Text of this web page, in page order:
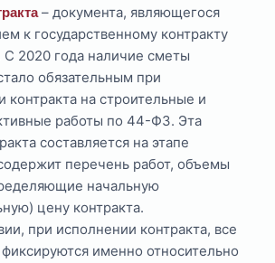
– документа, являющегося
к государственному контракту
С 2020 года наличие сметы
обязательным при
контракта на строительные и
работы по 44-ФЗ. Эта
составляется на этапе
перечень работ, объемы
начальную
цену контракта.
при исполнении контракта, все
именно относительно